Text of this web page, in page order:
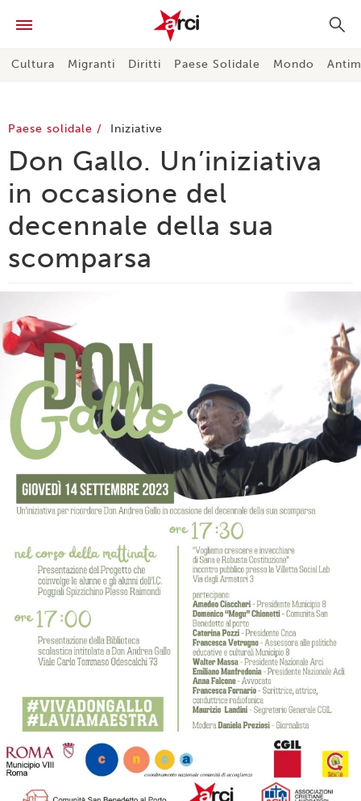
Cultura Migranti Diritti Paese Solidale Mondo
Paese solidale Iniziative
Don Gallo. Un’iniziativa
in occasione del
decennale della sua
scomparsa